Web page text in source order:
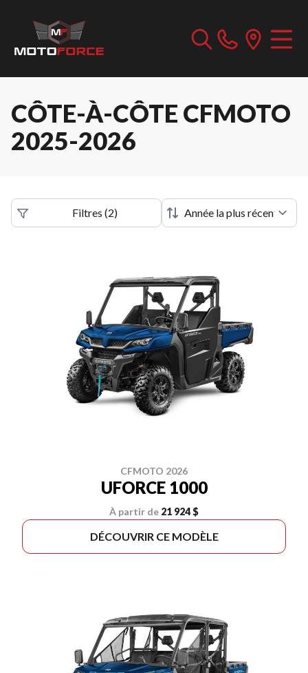
CÔTE-À-CÔTE CFMOTO
2025-2026
Filtres (2)
CFMOTO 2026
UFORCE 1000
À partir de 21 924 $
DÉCOUVRIR CE MODÈLE